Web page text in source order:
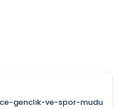
genclik-ve-spor-mudu